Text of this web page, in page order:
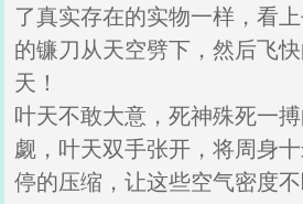
了真实存在的实物一样，看
的镰刀从天空劈下，然后飞
天！
叶天不敢大意，死神殊死一
觑，叶天双手张开，将周身
停的压缩，让这些空气密度